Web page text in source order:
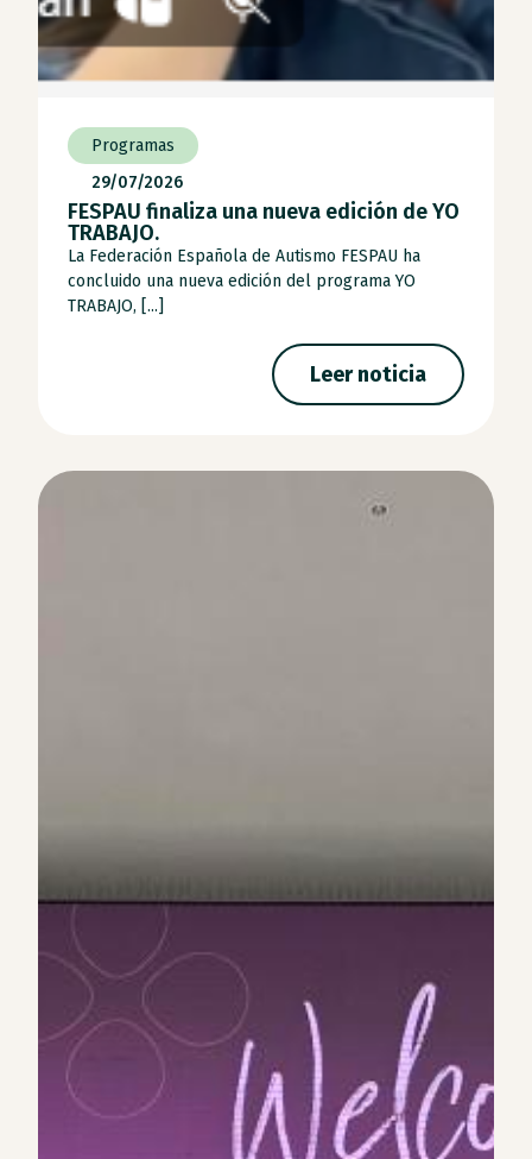
Programas
29/07/2026
FESPAU finaliza una nueva edición de YO
TRABAJO.
La Federación Española de Autismo FESPAU ha
concluido una nueva edición del programa YO
TRABAJO, [...]
Leer noticia